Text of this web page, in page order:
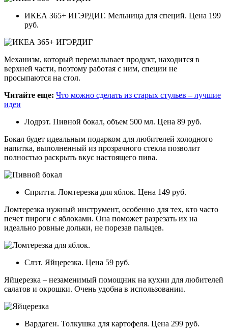
ИКЕА 365+ ИГЭРДИГ. Мельница для специй. Цена 199
руб.
Механизм, который перемалывает продукт, находится в
верхней части, поэтому работая с ним, специи не
просыпаются на стол.
Читайте еще: Что можно сделать из старых стульев – лучшие
идеи
Лодрэт. Пивной бокал, объем 500 мл. Цена 89 руб.
Бокал будет идеальным подарком для любителей холодного
напитка, выполненный из прозрачного стекла позволит
полностью раскрыть вкус настоящего пива.
Спритта. Ломтерезка для яблок. Цена 149 руб.
Ломтерезка нужный инструмент, особенно для тех, кто часто
печет пироги с яблоками. Она поможет разрезать их на
идеально ровные дольки, не порезав пальцев.
Слэт. Яйцерезка. Цена 59 руб.
Яйцерезка – незаменимый помощник на кухни для любителей
салатов и окрошки. Очень удобна в использовании.
Вардаген. Толкушка для картофеля. Цена 299 руб.